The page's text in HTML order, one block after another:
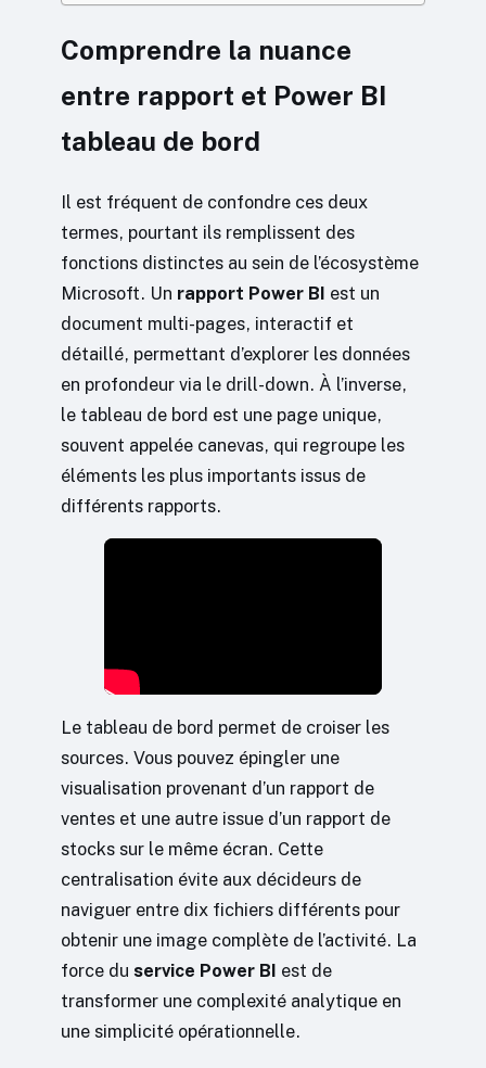
Comprendre la nuance
entre rapport et Power BI
tableau de bord
Il est fréquent de confondre ces deux
termes, pourtant ils remplissent des
fonctions distinctes au sein de l’écosystème
Microsoft. Un rapport Power BI est un
document multi-pages, interactif et
détaillé, permettant d’explorer les données
en profondeur via le drill-down. À l’inverse,
le tableau de bord est une page unique,
souvent appelée canevas, qui regroupe les
éléments les plus importants issus de
différents rapports.
Le tableau de bord permet de croiser les
sources. Vous pouvez épingler une
visualisation provenant d’un rapport de
ventes et une autre issue d’un rapport de
stocks sur le même écran. Cette
centralisation évite aux décideurs de
naviguer entre dix fichiers différents pour
obtenir une image complète de l’activité. La
force du service Power BI est de
transformer une complexité analytique en
une simplicité opérationnelle.